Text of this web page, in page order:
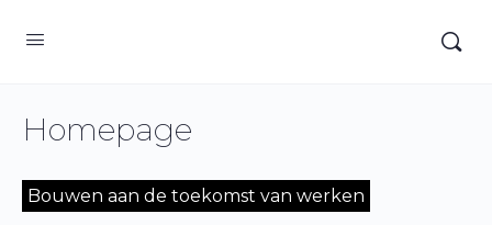
Homepage
Bouwen aan de toekomst van werken